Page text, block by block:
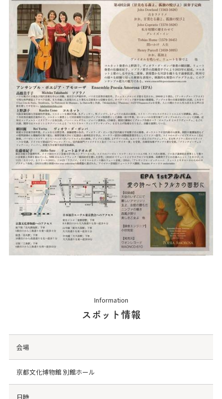
Information
スポット情報
会場
京都文化博物館 別館ホール
日時